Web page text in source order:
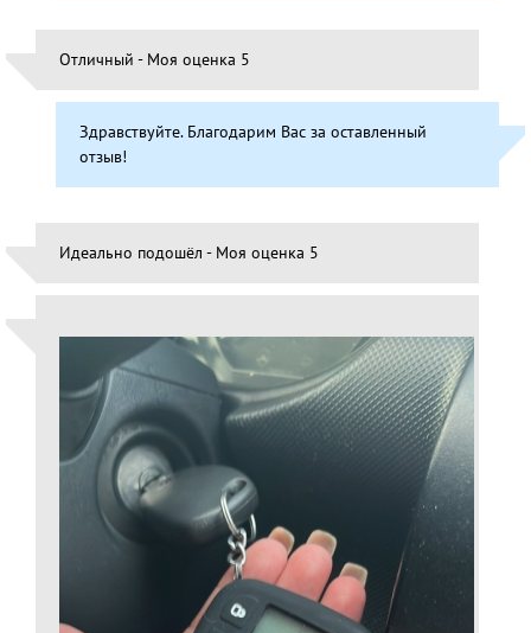
Отличный - Моя оценка 5
Здравствуйте. Благодарим Вас за оставленный
отзыв!
Идеально подошёл - Моя оценка 5